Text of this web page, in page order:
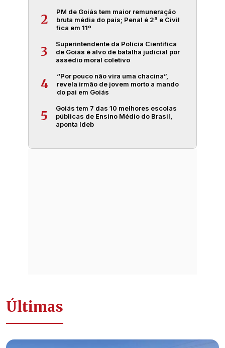
2
PM de Goiás tem maior remuneração
bruta média do país; Penal é 2ª e Civil
fica em 11º
3
Superintendente da Polícia Científica
de Goiás é alvo de batalha judicial por
assédio moral coletivo
4
“Por pouco não vira uma chacina”,
revela irmão de jovem morto a mando
do pai em Goiás
5
Goiás tem 7 das 10 melhores escolas
públicas de Ensino Médio do Brasil,
aponta Ideb
Últimas